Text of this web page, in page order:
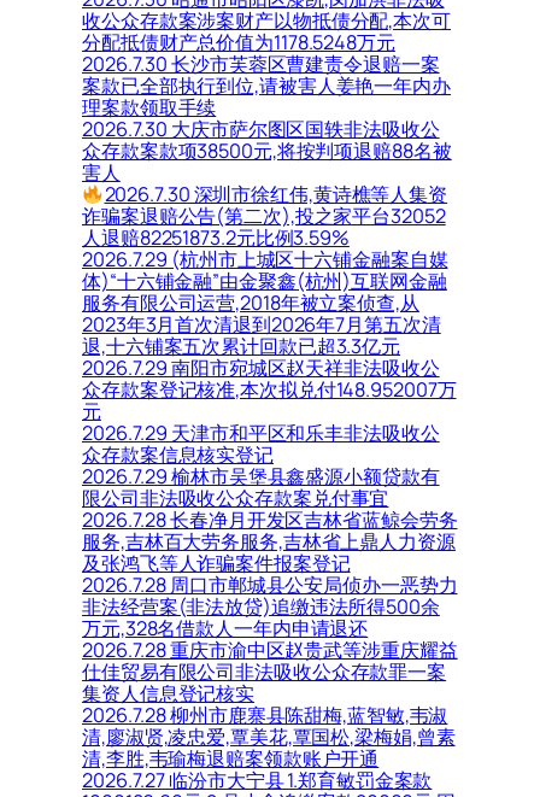
收公众存款案涉案财产以物抵债分配,本次可
分配抵债财产总价值为1178.5248万元
2026.7.30 长沙市芙蓉区曹建责令退赔一案
案款已全部执行到位,请被害人姜艳一年内办
理案款领取手续
2026.7.30 大庆市萨尔图区国轶非法吸收公
众存款案款项38500元,将按判项退赔88名被
害人
2026.7.30 深圳市徐红伟,黄诗樵等人集资
诈骗案退赔公告(第二次),投之家平台32052
人退赔82251873.2元比例3.59%
2026.7.29 (杭州市上城区十六铺金融案自媒
体)“十六铺金融”由金聚鑫(杭州)互联网金融
服务有限公司运营,2018年被立案侦查,从
2023年3月首次清退到2026年7月第五次清
退,十六铺案五次累计回款已超3.3亿元
2026.7.29 南阳市宛城区赵天祥非法吸收公
众存款案登记核准,本次拟兑付148.952007万
元
2026.7.29 天津市和平区和乐丰非法吸收公
众存款案信息核实登记
2026.7.29 榆林市吴堡县鑫盛源小额贷款有
限公司非法吸收公众存款案兑付事宜
2026.7.28 长春净月开发区吉林省蓝鲸会劳务
服务,吉林百大劳务服务,吉林省上鼎人力资源
及张鸿飞等人诈骗案件报案登记
2026.7.28 周口市郸城县公安局侦办一恶势力
非法经营案(非法放贷)追缴违法所得500余
万元,328名借款人一年内申请退还
2026.7.28 重庆市渝中区赵贵武等涉重庆耀益
仕佳贸易有限公司非法吸收公众存款罪一案
集资人信息登记核实
2026.7.28 柳州市鹿寨县陈甜梅,蓝智敏,韦淑
清,廖淑贤,凌忠爱,覃美花,覃国松,梁梅娟,曾素
清,李胜,韦瑜梅退赔案领款账户开通
2026.7.27 临汾市大宁县 1.郑育敏罚金案款